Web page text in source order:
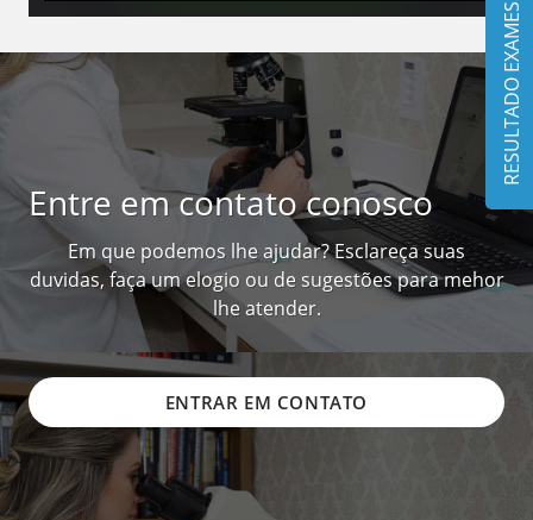
Entre em contato conosco
Em que podemos lhe ajudar? Esclareça suas
duvidas, faça um elogio ou de sugestões para mehor
lhe atender.
ENTRAR EM CONTATO
RESULTADO EXAMES